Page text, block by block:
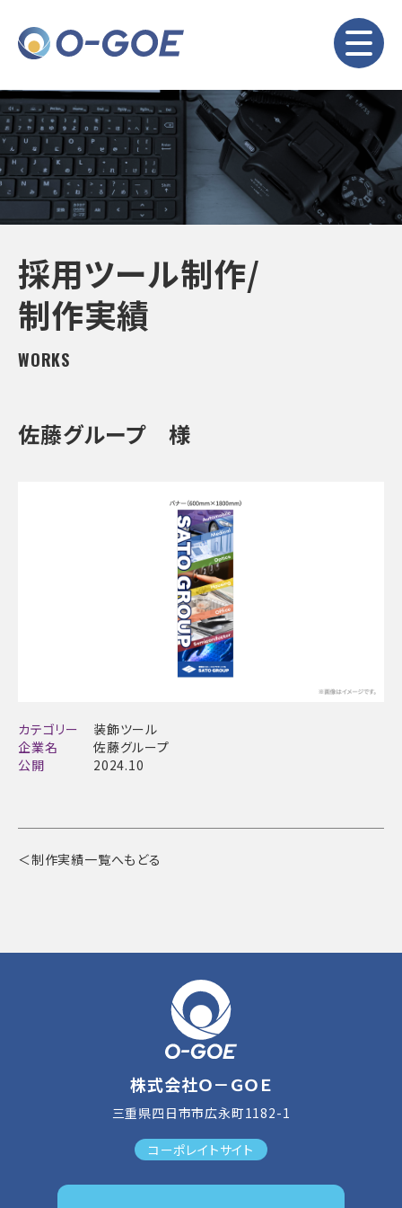
採用ツール制作/
制作実績
WORKS
佐藤グループ 様
カテゴリー
装飾ツール
企業名
佐藤グループ
公開
2024.10
＜制作実績一覧へもどる
株式会社Ｏ－ＧＯＥ
三重県四日市市広永町1182-1
コーポレイトサイト